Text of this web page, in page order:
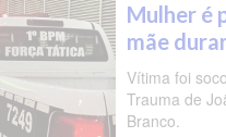
Mulher é
mãe
Vítima foi
Trauma de
Branco.